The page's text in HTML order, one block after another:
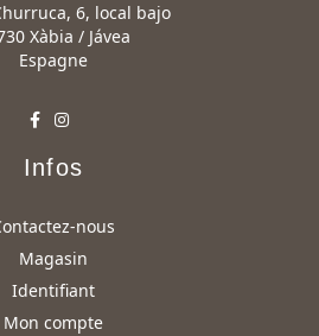
6, local bajo
Xàbia / Jávea
Espagne
Infos
nous
Magasin
Identifiant
Mon compte